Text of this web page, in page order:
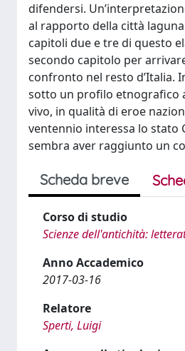
difendersi.
al rapporto della città
capitoli due e tre di questo
secondo capitolo per
confronto nel resto d’Italia.
sotto un profilo etnografico
vivo, in qualità di eroe
ventennio interessa lo stato
sembra aver raggiunto un
Scheda breve
Corso di studio
Scienze dell'antichità:
Anno Accademico
2017-03-16
Relatore
Sperti, Luigi